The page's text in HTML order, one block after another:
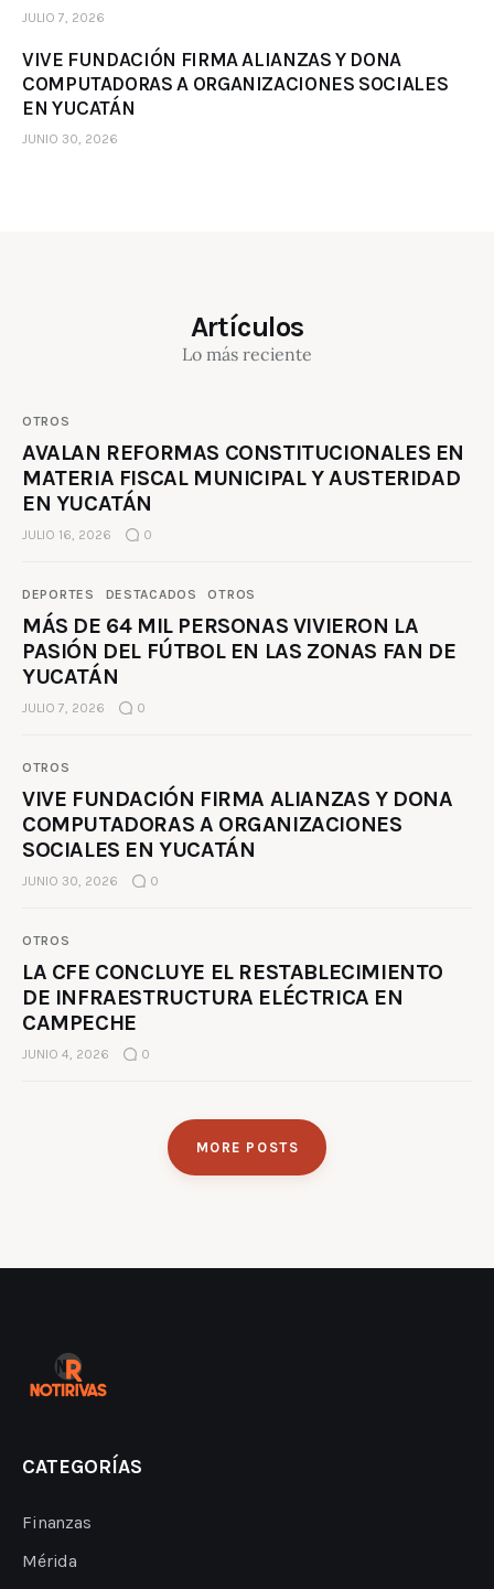
JULIO 7, 2026
VIVE FUNDACIÓN FIRMA ALIANZAS Y DONA
COMPUTADORAS A ORGANIZACIONES SOCIALES
EN YUCATÁN
JUNIO 30, 2026
Artículos
Lo más reciente
OTROS
AVALAN REFORMAS CONSTITUCIONALES EN
MATERIA FISCAL MUNICIPAL Y AUSTERIDAD
EN YUCATÁN
JULIO 16, 2026 0
DEPORTES DESTACADOS OTROS
MÁS DE 64 MIL PERSONAS VIVIERON LA
PASIÓN DEL FÚTBOL EN LAS ZONAS FAN DE
YUCATÁN
JULIO 7, 2026 0
OTROS
VIVE FUNDACIÓN FIRMA ALIANZAS Y DONA
COMPUTADORAS A ORGANIZACIONES
SOCIALES EN YUCATÁN
JUNIO 30, 2026 0
OTROS
LA CFE CONCLUYE EL RESTABLECIMIENTO
DE INFRAESTRUCTURA ELÉCTRICA EN
CAMPECHE
JUNIO 4, 2026 0
MORE POSTS
CATEGORÍAS
Finanzas
Mérida